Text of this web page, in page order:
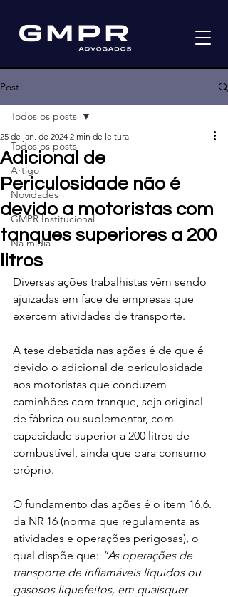
Post
Todos os posts
Artigo
Novidades
GMPR Institucional
Na mídia
Todos os posts
Adicional de
Periculosidade não é
devido a motoristas com
tanques superiores a 200
litros
25 de jan. de 2024 2 min de leitura
Diversas ações trabalhistas vêm sendo
ajuizadas em face de empresas que
exercem atividades de transporte.
A tese debatida nas ações é de que é
devido o adicional de periculosidade
aos motoristas que conduzem
caminhões com tranque, seja original
de fábrica ou suplementar, com
capacidade superior a 200 litros de
combustível, ainda que para consumo
próprio.
O fundamento das ações é o item 16.6.
da NR 16 (norma que regulamenta as
atividades e operações perigosas), o
qual dispõe que: “As operações de
transporte de inflamáveis líquidos ou
gasosos liquefeitos, em quaisquer